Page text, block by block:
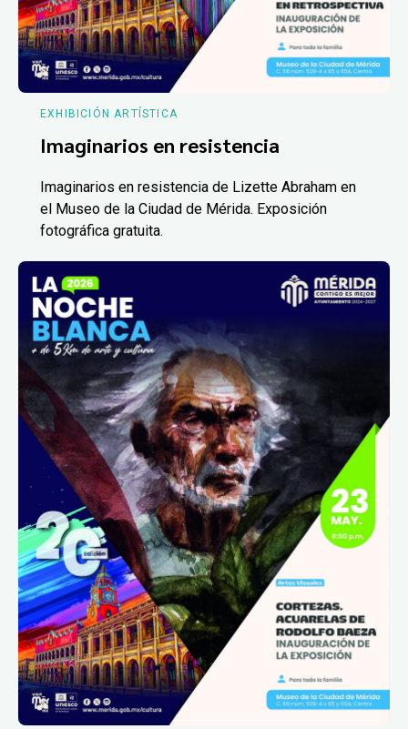
EXHIBICIÓN ARTÍSTICA
Imaginarios en resistencia
Imaginarios en resistencia de Lizette Abraham en
el Museo de la Ciudad de Mérida. Exposición
fotográfica gratuita.